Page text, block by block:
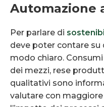
Automazione
Per parlare di
deve poter contare
modo chiaro.
dei mezzi, rese
qualitativi sono
valutare con